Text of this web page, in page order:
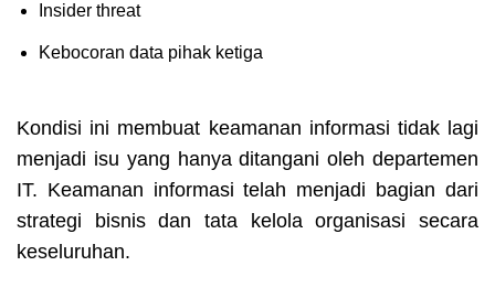
Insider threat
Kebocoran data pihak ketiga
Kondisi ini membuat keamanan informasi tidak lagi
menjadi isu yang hanya ditangani oleh departemen
IT. Keamanan informasi telah menjadi bagian dari
strategi bisnis dan tata kelola organisasi secara
keseluruhan.